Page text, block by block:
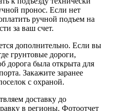
пронос. Если нет
ручной подъем на
за ваш счет.
дополнительно. Если вы
грунтовые дороги,
дорога была открыта для
Закажите заранее
с охраной.
доставку до
в регионы. Фотоотчет